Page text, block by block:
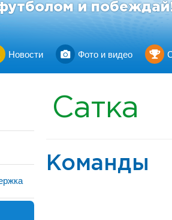
и
Новости Фото и видео
Сатка
Команды